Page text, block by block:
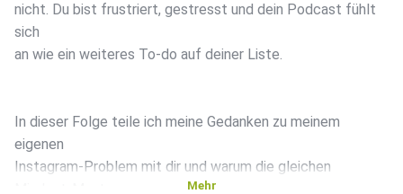
nicht. Du bist frustriert, gestresst und dein Podcast fühlt
sich
an wie ein weiteres To-do auf deiner Liste.
In dieser Folge teile ich meine Gedanken zu meinem
eigenen
Instagram-Problem mit dir und warum die gleichen
Mehr